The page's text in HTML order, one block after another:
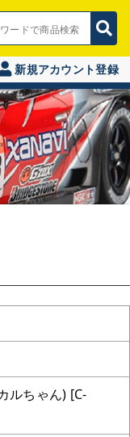
新規アカウント登録
ルちゃん) [C-